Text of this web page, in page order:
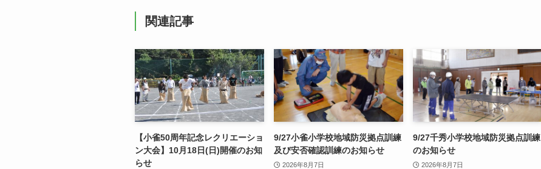
関連記事
【小雀50周年記念レクリエーショ
ン大会】10月18日(日)開催のお知
らせ
9/27小雀小学校地域防災拠点訓練
及び安否確認訓練のお知らせ
2026年8月7日
9/27千秀小学校地域防災拠点訓練
のお知らせ
2026年8月7日